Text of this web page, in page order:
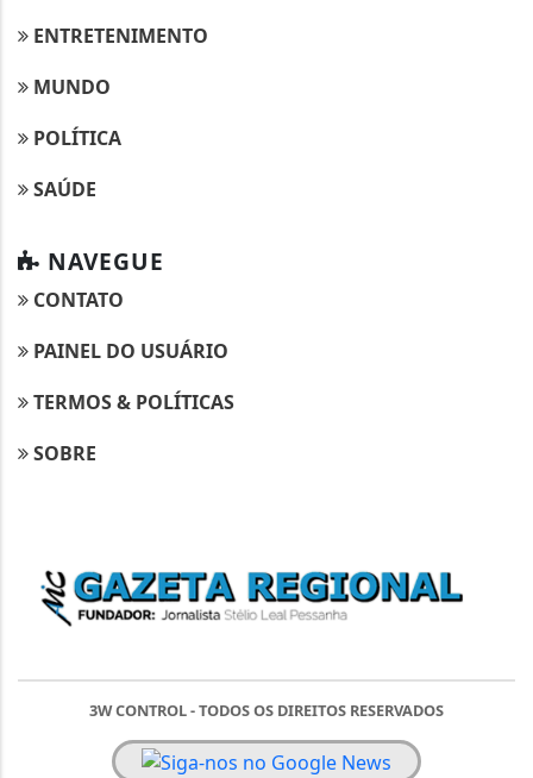
ENTRETENIMENTO
MUNDO
POLÍTICA
SAÚDE
NAVEGUE
CONTATO
PAINEL DO USUÁRIO
TERMOS & POLÍTICAS
SOBRE
3W CONTROL - TODOS OS DIREITOS RESERVADOS
Termos & Políticas
Esse site utiliza cookies para melhorar sua